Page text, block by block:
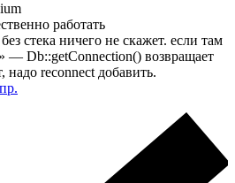
работать
стека ничего не скажет. если там
— Db::getConnection() возвращает
reconnect добавить.